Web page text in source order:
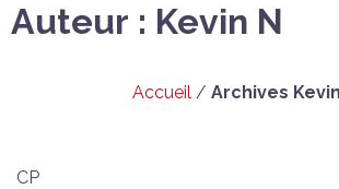
Auteur : Kevin N
Accueil/ Archives
CP